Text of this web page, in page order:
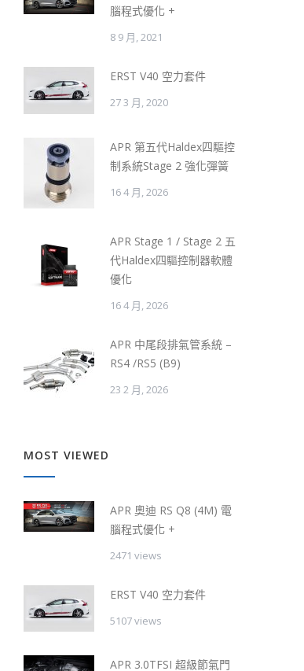
腦程式優化 +
8 9 月, 2021
ERST V40 空力套件
27 3 月, 2020
APR 第五代Haldex四驅控
制系統Stage 2 強化彈簧
16 4 月, 2026
APR Stage 1 / Stage 2 五
代Haldex四驅控制器軟體
優化
16 4 月, 2026
APR 中尾段排氣管系統 –
RS4 /RS5 (B9)
23 2 月, 2026
MOST VIEWED
APR 奧迪 RS Q8 (4M) 電
腦程式優化 +
2471 views
ERST V40 空力套件
5107 views
APR 3.0TFSI 超級節氣門